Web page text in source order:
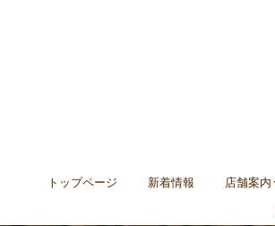
トップページ 新着情報 店舗案内